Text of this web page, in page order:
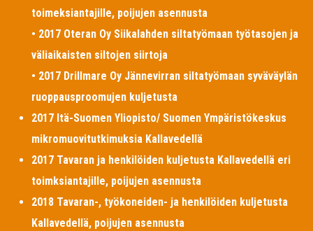
toimeksiantajille, poijujen asennusta
• 2017 Oteran Oy Siikalahden siltatyömaan työtasojen ja
väliaikaisten siltojen siirtoja
• 2017 Drillmare Oy Jännevirran siltatyömaan syväväylän
ruoppausproomujen kuljetusta
2017 Itä-Suomen Yliopisto/ Suomen Ympäristökeskus
mikromuovitutkimuksia Kallavedellä
2017 Tavaran ja henkilöiden kuljetusta Kallavedellä eri
toimksiantajille, poijujen asennusta
2018 Tavaran-, työkoneiden- ja henkilöiden kuljetusta
Kallavedellä, poijujen asennusta